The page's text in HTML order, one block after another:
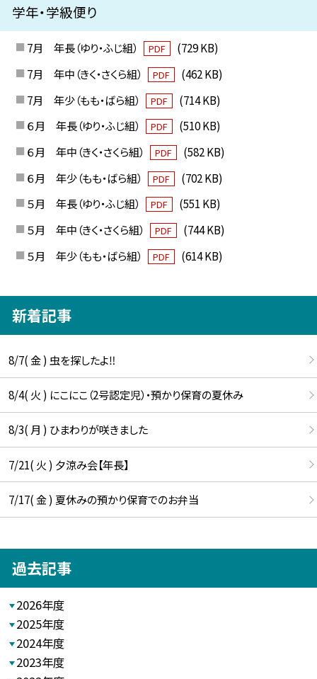
学年・学級便り
7月 年長（ゆり・ふじ組） PDF
(729 KB)
7月 年中（きく・さくら組）
PDF
(462 KB)
7月 年少（もも・ばら組）
PDF
(714 KB)
６月 年長（ゆり・ふじ組）
PDF
(510 KB)
６月 年中（きく・さくら組）
PDF
(582 KB)
６月 年少（もも・ばら組）
PDF
(702 KB)
５月 年長（ゆり・ふじ組）
PDF
(551 KB)
５月 年中（きく・さくら組）
PDF
(744 KB)
５月 年少（もも・ばら組）
PDF (614 KB)
新着記事
8/7( 金 ) 虫を探したよ‼
8/4( 火 ) にこにこ（2号認定児）・預かり保育の夏休み
8/3( 月 ) ひまわりが咲きました
7/21( 火 ) 夕涼み会【年長】
7/17( 金 ) 夏休みの預かり保育でのお弁当
過去記事
2026年度
2025年度
2024年度
2023年度